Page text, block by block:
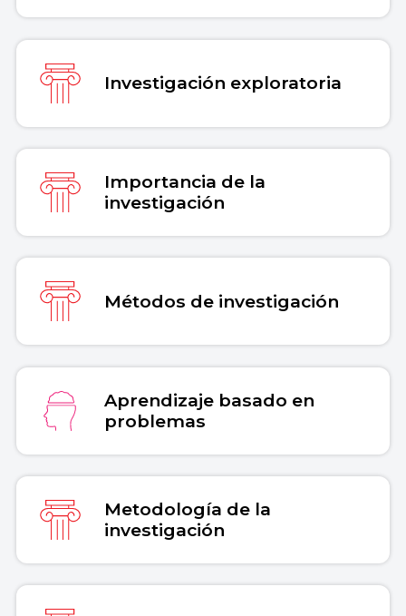
Investigación exploratoria
Importancia de la
investigación
Métodos de investigación
Aprendizaje basado en
problemas
Metodología de la
investigación